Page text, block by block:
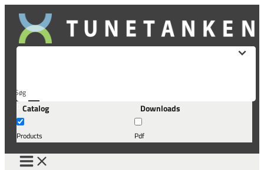
Skip
content
Søg
her...
Catalog
Products
Downloads
Pdf